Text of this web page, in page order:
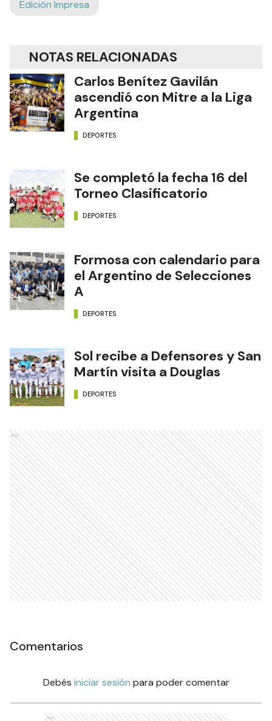
Edición Impresa
NOTAS RELACIONADAS
Carlos Benítez Gavilán
ascendió con Mitre a la Liga
Argentina
DEPORTES
Se completó la fecha 16 del
Torneo Clasificatorio
DEPORTES
Formosa con calendario para
el Argentino de Selecciones
A
DEPORTES
Sol recibe a Defensores y San
Martín visita a Douglas
DEPORTES
Ads
Comentarios
Debés iniciar sesión para poder comentar
Ads